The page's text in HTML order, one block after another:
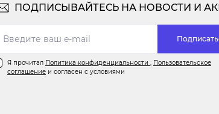
ПОДПИСЫВАЙТЕСЬ НА НОВОСТИ И
Я прочитал Политика конфиденциальности , Пользовательское
соглашение и согласен с условиями